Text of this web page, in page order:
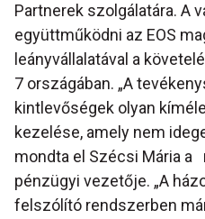
Partnerek szolgálatára. A
együttműködni az EOS
leányvállalatával a
7 országában. „A
kintlevőségek olyan
kezelése, amely nem
mondta el Szécsi Mária
pénzügyi vezetője. „A
felszólító rendszerben